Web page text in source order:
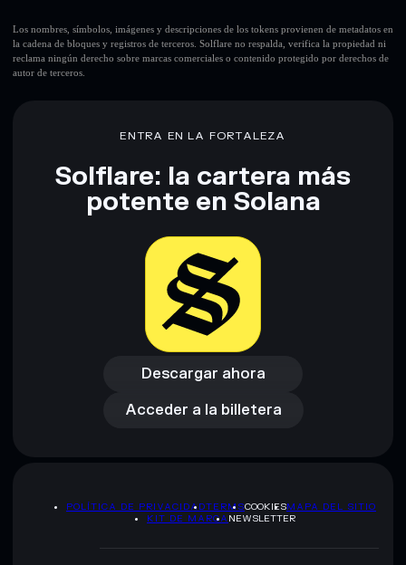
Descargo de responsabilidad: Esta información tiene
Los nombres, símbolos, imágenes y descripciones de los tokens provienen de metadatos en
la cadena de bloques y registros de terceros. Solflare no respalda, verifica la propiedad ni
reclama ningún derecho sobre marcas comerciales o contenido protegido por derechos de
autor de terceros.
ENTRA EN LA FORTALEZA
Solflare: la cartera más
potente en Solana
Descargar ahora
Descargar ahora
Acceder a la billetera
Acceder a la billetera
POLÍTICA DE PRIVACIDADTERMSCOOKIESMAPA DEL SITIO
KIT DE MARCA NEWSLETTER